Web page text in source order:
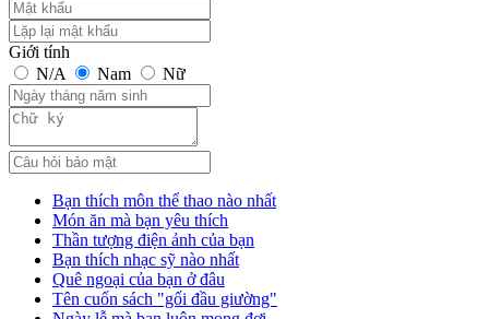
Giới tính
N/A
Nam Nữ
Bạn thích môn thể thao nào nhất
Món ăn mà bạn yêu thích
Thần tượng điện ảnh của bạn
Bạn thích nhạc sỹ nào nhất
Quê ngoại của bạn ở đâu
Tên cuốn sách "gối đầu giường"